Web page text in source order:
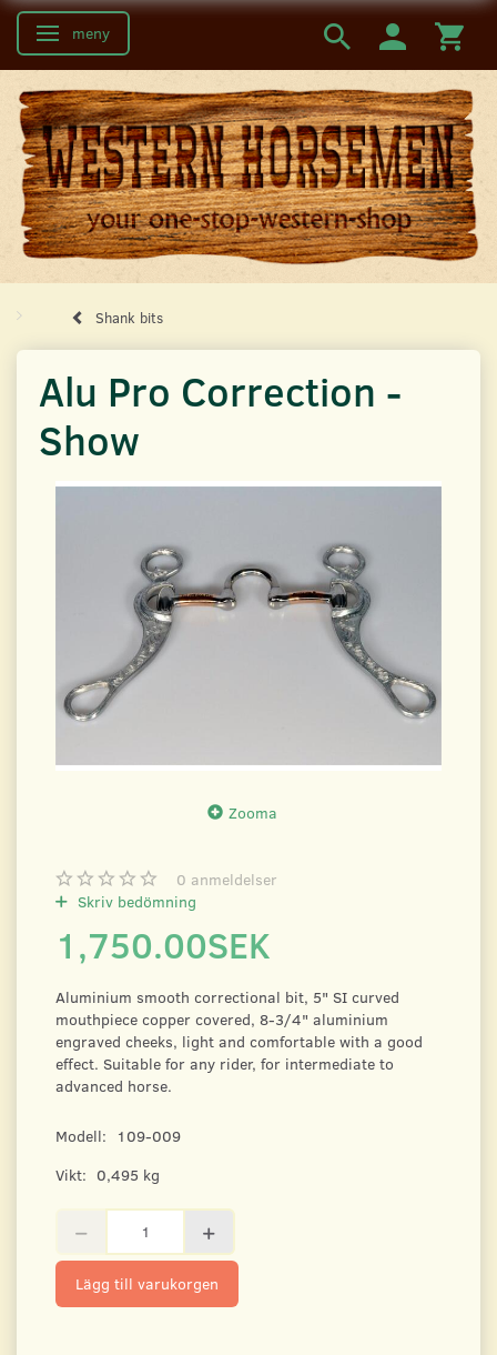
Ändra navigering
meny
Shank bits
Alu Pro Correction -
Show
Zooma
0 anmeldelser
Skriv bedömning
1,750.00SEK
Aluminium smooth correctional bit, 5" SI curved
mouthpiece copper covered, 8-3/4" aluminium
engraved cheeks, light and comfortable with a good
effect. Suitable for any rider, for intermediate to
advanced horse.
Modell:
109-009
Vikt: 0,495 kg
Lägg till varukorgen